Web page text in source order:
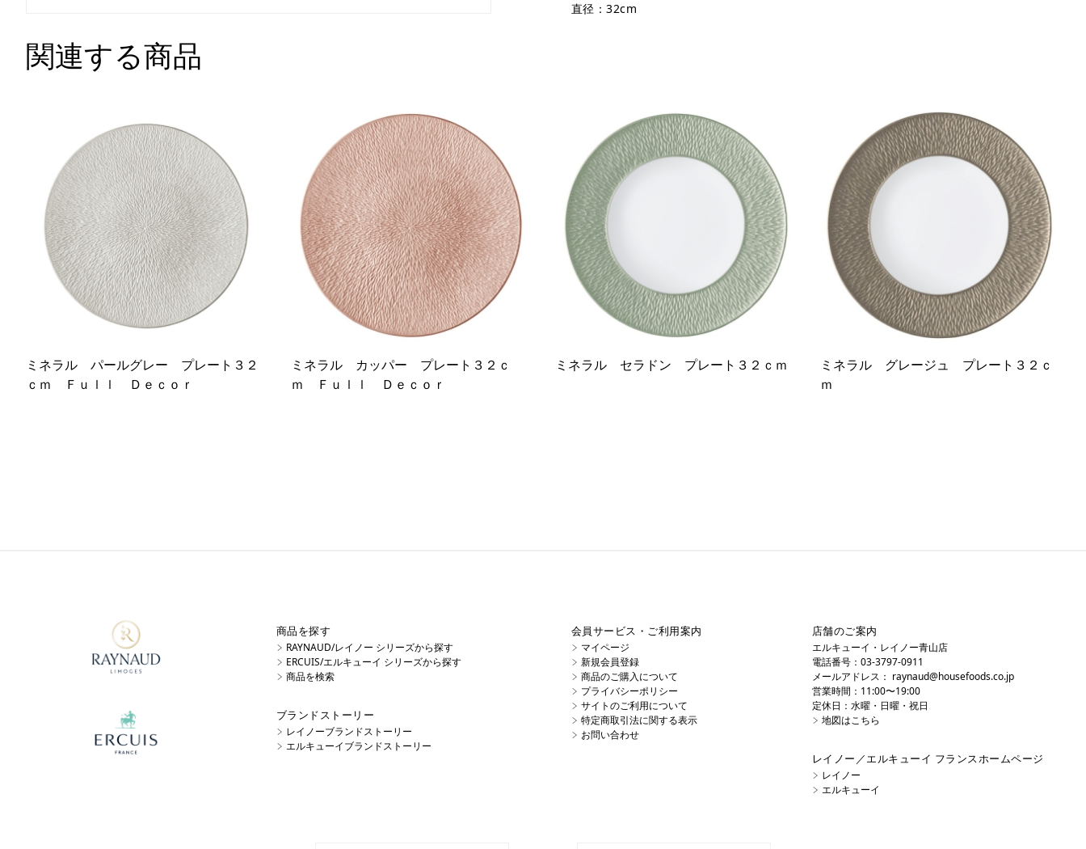
直径：32cm
関連する商品
ミネラル パールグレー プレート３２
ｃｍ Ｆｕｌｌ Ｄｅｃｏｒ
ミネラル カッパー プレート３２ｃ
ｍ Ｆｕｌｌ Ｄｅｃｏｒ
ミネラル セラドン プレート３２ｃｍ
ミネラル グレージュ プレート３２ｃ
ｍ
商品を探す
RAYNAUD/レイノー シリーズから探す
ERCUIS/エルキューイ シリーズから探す
商品を検索
ブランドストーリー
レイノーブランドストーリー
エルキューイブランドストーリー
会員サービス・ご利用案内
マイページ
新規会員登録
商品のご購入について
プライバシーポリシー
サイトのご利用について
特定商取引法に関する表示
お問い合わせ
店舗のご案内
エルキューイ・レイノー青山店
電話番号：03-3797-0911
メールアドレス： raynaud@housefoods.co.jp
営業時間：11:00〜19:00
定休日：水曜・日曜・祝日
地図はこちら
レイノー／エルキューイ フランスホームページ
レイノー
エルキューイ